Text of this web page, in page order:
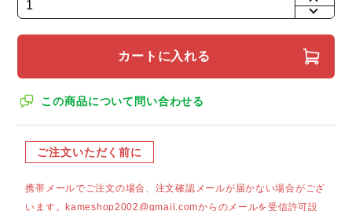
カートに入れる
この商品について問い合わせる
ご注文いただく前に
携帯メールでご注文の場合、注文確認メールが届かない場合がござ
います。kameshop2002@gmail.comからのメールを受信許可設